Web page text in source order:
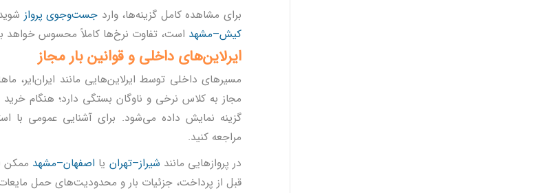
برای مشاهده کامل گزینه‌ها، وارد جست‌وجوی پرواز
کیش–مشهد است، تفاوت نرخ‌ها کاملاً محسوس خواهد
ایرلاین‌های داخلی و قوانین بار مجاز
مسیرهای داخلی توسط ایرلاین‌هایی مانند ایران‌ایر،
مجاز به کلاس نرخی و ناوگان بستگی دارد؛ هنگام خرید
گزینه نمایش داده می‌شود. برای آشنایی عمومی با
مراجعه کنید.
در پروازهایی مانند شیراز–تهران یا اصفهان–مشهد ممکن
قبل از پرداخت، جزئیات بار و محدودیت‌های حمل